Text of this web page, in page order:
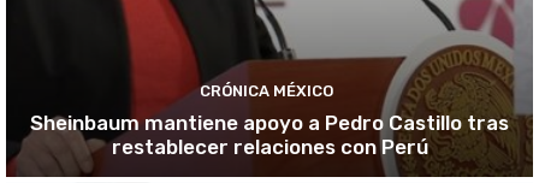
CRÓNICA MÉXICO
Sheinbaum mantiene apoyo a Pedro Castillo tras
restablecer relaciones con Perú